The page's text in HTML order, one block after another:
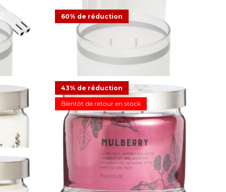
Snowberries™
12,48 € 24,95 € Offre
Iced
60% de réduction
Pot à bougie GloLite by PartyLite® Sun-
Kissed Linen
15,98 € 39,95 € Offre
3 Avis clients
43% de réduction
Bientôt de retour en stock
Pot à bougie 3 mèches Mulberry
20,00 € 34,95 € Offre
54 Avis clients